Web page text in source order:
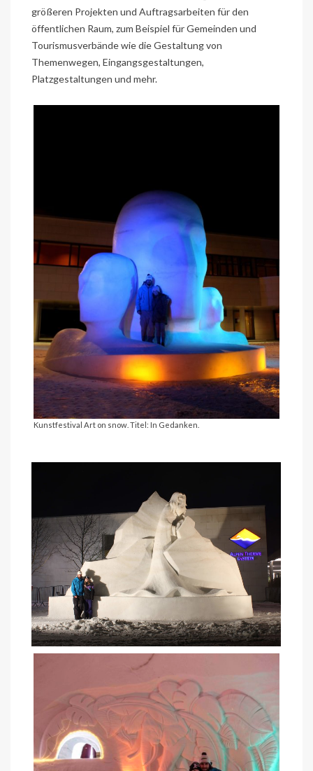
größeren Projekten und Auftragsarbeiten für den
öffentlichen Raum, zum Beispiel für Gemeinden und
Tourismusverbände wie die Gestaltung von
Themenwegen, Eingangsgestaltungen,
Platzgestaltungen und mehr.
Kunstfestival Art on snow. Titel: In Gedanken.